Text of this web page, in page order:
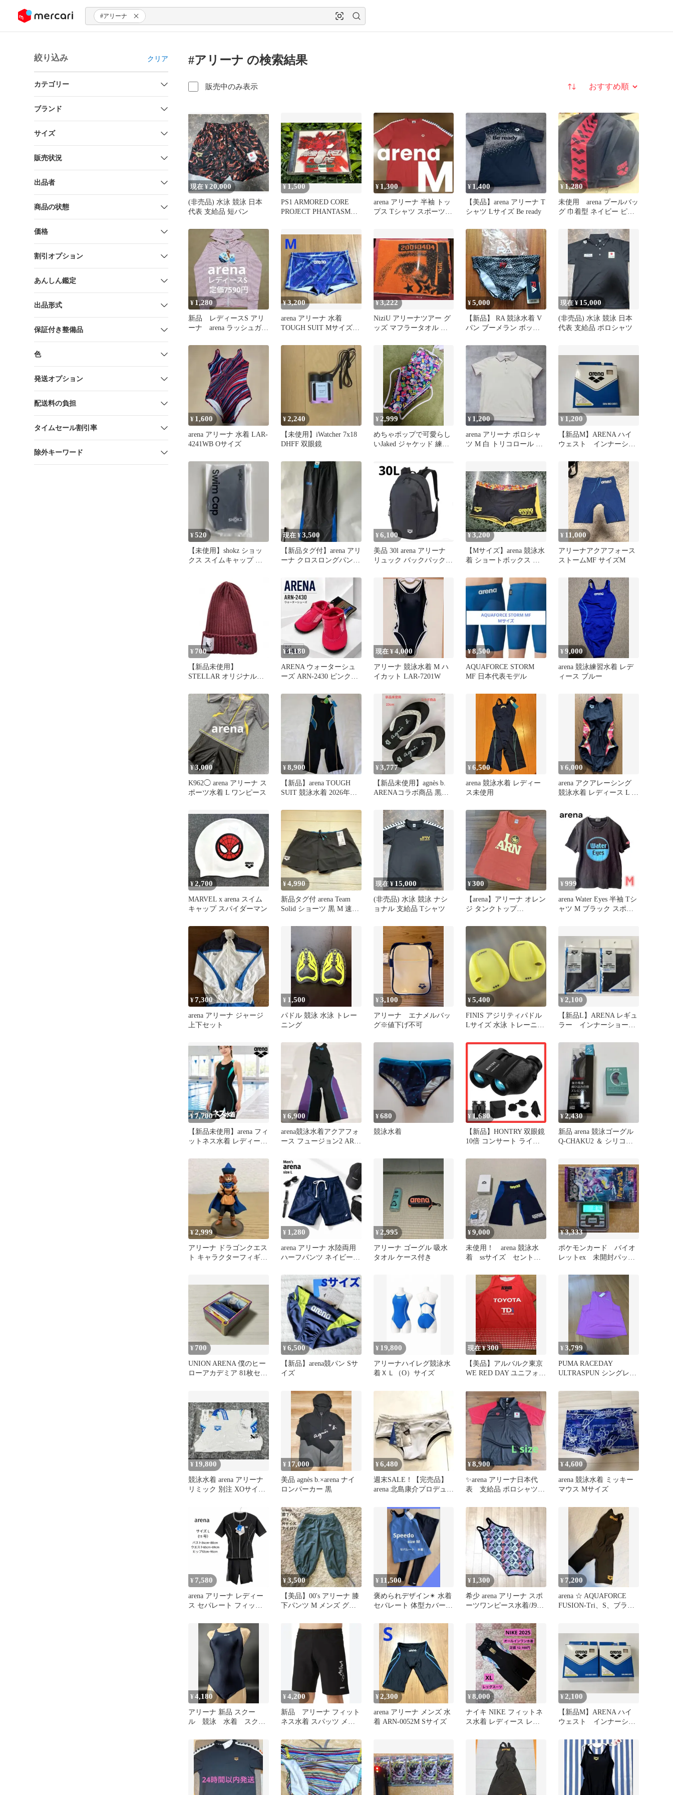
ツにスキップ #アリーナ
絞り込み クリア
カテゴリー
ブランド
サイズ
販売状況
出品者
商品の状態
価格
割引オプション
あんしん鑑定
出品形式
保証付き整備品
色
発送オプション
配送料の負担
タイムセール割引率
除外キーワード
#アリーナ の検索結果
販売中のみ表示 並び替え
現在 ¥20,000
(非売品) 水泳 競泳 日本
代表 支給品 短パン
¥ 1,500
PS1 ARMORED CORE
PROJECT PHANTASMA
ム・ソフトウェア
¥ 1,300
arena アリーナ 半袖 トッ
プス Tシャツ スポーツウ
¥ 1,400
【美品】arena アリーナ T
シャツ Lサイズ Be ready
¥ 1,280
未使用 arena プールバッ
グ 巾着型 ネイビー ピン
¥ 1,280
新品 レディースS アリ
ーナ arena ラッシュガー
¥3,200
arena アリーナ 水着
TOUGH SUIT Mサイズ
¥3,222
NiziU アリーナツアー グ
ッズ マフラータオル マ
¥5,000
【新品】 RA 競泳水着 V
パン ブーメラン ボック
現在 ¥ 15,000
(非売品) 水泳 競泳 日本
代表 支給品 ポロシャツ
¥ 1,600
arena アリーナ 水着 LAR-
4241WB Oサイズ
¥2,240
【未使用】iWatcher 7x18
DHFF 双眼鏡
¥ 2,999
めちゃポップで可愛らし
いJaked ジャケッド 練習
¥ 1,200
arena アリーナ ポロシャ
ツ M 白 トリコロール 吸
¥ 1,200
【新品M】ARENA ハイ
ウェスト インナーショ
¥520
【未使用】shokz ショッ
クス スイムキャップ シ
現在 ¥3,500
【新品タグ付】arena アリ
ーナ クロスロングパンツ
¥ 6,100
美品 30l arena アリーナ
リュック バックパック
¥3,200
【Mサイズ】arena 競泳水
着 ショートボックス ア
¥ 11,000
アリーナアクアフォース
ストームMF サイズM
¥ 700
【新品未使用】
STELLAR オリジナルニ
¥1,180
ARENA ウォーターシュ
ーズ ARN-2430 ピンク
現在 ¥4,000
アリーナ 競泳水着 M ハ
イカット LAR-7201W
¥8,500
AQUAFORCE STORM
MF 日本代表モデル
¥9,000
arena 競泳練習水着 レデ
ィース ブルー
¥3,000
K962◯ arena アリーナ ス
ポーツ水着 L ワンピース
¥8,900
【新品】arena TOUGH
SUIT 競泳水着 2026年春
¥3,777
【新品未使用】agnès b.
ARENAコラボ商品 黒白
¥6,500
arena 競泳水着 レディー
ス未使用
¥6,000
arena アクアレーシング
競泳水着 レディース L 新
¥2,700
MARVEL x arena スイム
キャップ スパイダーマン
¥4,990
新品タグ付 arena Team
Solid ショーツ 黒 M 速乾
現在 ¥ 15,000
(非売品) 水泳 競泳 ナシ
ョナル 支給品 Tシャツ
¥300
【arena】アリーナ オレン
ジ タンクトップ
¥ 999
arena Water Eyes 半袖 Tシ
ャツ M ブラック スポー
¥7,300
arena アリーナ ジャージ
上下セット
¥ 1,500
パドル 競泳 水泳 トレー
ニング
¥3,100
アリーナ エナメルバッ
グ※値下げ不可
¥5,400
FINIS アジリティパドル
Lサイズ 水泳 トレーニン
¥ 2,100
【新品L】ARENA レギュ
ラー インナーショーツ
¥7,700
【新品未使用】arena フィ
ットネス水着 レディース
¥6,900
arena競泳水着アクアフォ
ース フュージョン2 ARN-
¥680
競泳水着
¥ 1,680
【新品】HONTRY 双眼鏡
10倍 コンサート ライブ
¥2,430
新品 arena 競泳ゴーグル
Q-CHAKU2 ＆ シリコン
¥2,999
アリーナ ドラゴンクエス
ト キャラクターフィギュ
¥ 1,280
arena アリーナ 水陸両用
ハーフパンツ ネイビー L
¥ 2,995
アリーナ ゴーグル 吸水
タオル ケース付き
¥9,000
未使用！ arena 競泳水
着 ssサイズ セントラ
¥3,333
ポケモンカード バイオ
レットex 未開封パッ
¥ 700
UNION ARENA 僕のヒー
ローアカデミア 81枚セッ
¥6,500
【新品】arena競パン Sサ
イズ
¥ 19,800
アリーナハイレグ競泳水
着ＸＬ（O）サイズ
現在 ¥300
【美品】アルバルク東京
WE RED DAY ユニフォー
¥3,799
PUMA RACEDAY
ULTRASPUN シングレッ
¥ 19,800
競泳水着 arena アリーナ
リミック 別注 XOサイズ
¥ 17,000
美品 agnès b.×arena ナイ
ロンパーカー 黒
¥6,480
週末SALE！【完売品】
arena 北島康介プロデュー
¥8,900
✨arena アリーナ日本代
表 支給品 ポロシャツ
¥4,600
arena 競泳水着 ミッキー
マウス Mサイズ
¥ 7,580
arena アリーナ レディー
ス セパレート フィット
¥3,500
【美品】00's アリーナ 膝
下パンツ M メンズ グレ
¥ 11,500
褒められデザイン✴︎ 水着
セパレート 体型カバー
ム
¥ 1,300
希少 arena アリーナ スポ
ーツワンピース水着/J9サ
¥ 7,200
arena ☆ AQUAFORCE
FUSION-Tri、S、ブラッ
¥4,180
アリーナ 新品 スクー
ル 競泳 水着 スクー
¥4,200
新品 アリーナ フィット
ネス水着 スパッツ メン
ウェア
¥2,300
arena アリーナ メンズ 水
着 ARN-0052M Sサイズ
¥8,000
ナイキ NIKE フィットネ
ス水着 レディース レッ
¥2,100
【新品M】ARENA ハイ
ウェスト インナーショ
ュ）